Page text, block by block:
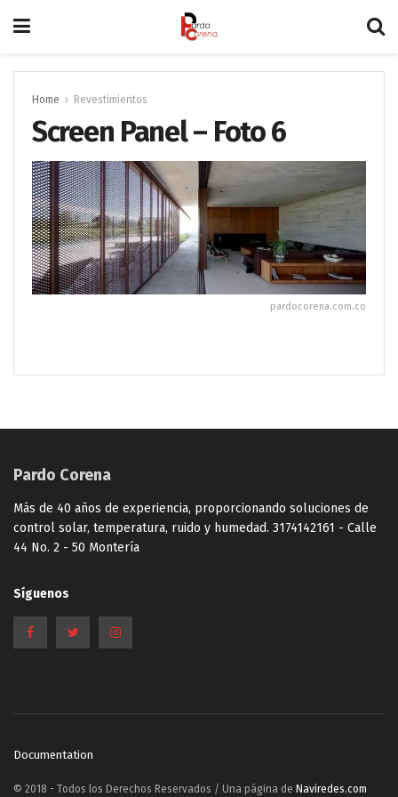
Home Revestimientos
Screen Panel – Foto 6
pardocorena.com.co
Pardo Corena
Más de 40 años de experiencia, proporcionando soluciones de
control solar, temperatura, ruido y humedad. 3174142161 - Calle
44 No. 2 - 50 Montería
Síguenos
Documentation
© 2018 - Todos los Derechos Reservados / Una página de Naviredes.com